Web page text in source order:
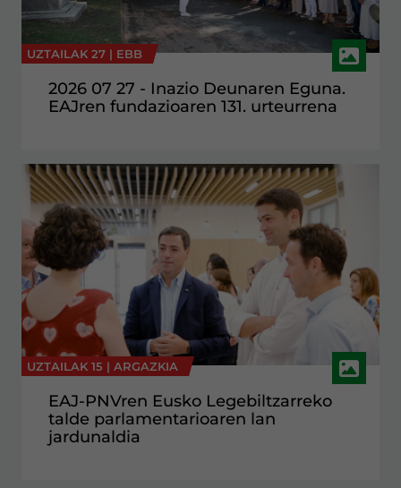
UZTAILAK 27 | EBB
2026 07 27 - Inazio Deunaren Eguna.
EAJren fundazioaren 131. urteurrena
UZTAILAK 15 | ARGAZKIA
EAJ-PNVren Eusko Legebiltzarreko
talde parlamentarioaren lan
jardunaldia